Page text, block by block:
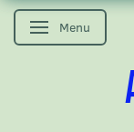
Skifte navigation
Menu